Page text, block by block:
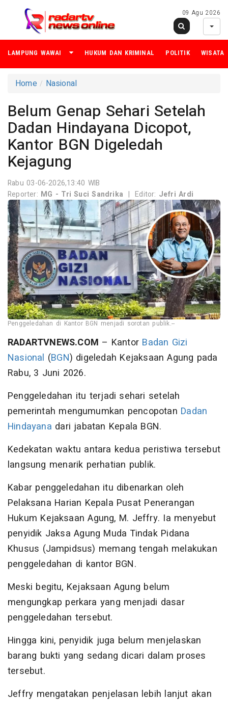
09 Agu 2026
LAMPUNG WAWAI HUKUM DAN KRIMINAL POLITIK WISATA
Home Nasional
Belum Genap Sehari Setelah
Dadan Hindayana Dicopot,
Kantor BGN Digeledah
Kejagung
Rabu 03-06-2026,13:40 WIB
Reporter: MG - Tri Suci Sandrika | Editor: Jefri Ardi
Penggeledahan di Kantor BGN menjadi sorotan publik.--
RADARTVNEWS.COM – Kantor Badan Gizi
Nasional (BGN) digeledah Kejaksaan Agung pada
Rabu, 3 Juni 2026.
Penggeledahan itu terjadi sehari setelah
pemerintah mengumumkan pencopotan Dadan
Hindayana dari jabatan Kepala BGN.
Kedekatan waktu antara kedua peristiwa tersebut
langsung menarik perhatian publik.
Kabar penggeledahan itu dibenarkan oleh
Pelaksana Harian Kepala Pusat Penerangan
Hukum Kejaksaan Agung, M. Jeffry. Ia menyebut
penyidik Jaksa Agung Muda Tindak Pidana
Khusus (Jampidsus) memang tengah melakukan
penggeledahan di kantor BGN.
Meski begitu, Kejaksaan Agung belum
mengungkap perkara yang menjadi dasar
penggeledahan tersebut.
Hingga kini, penyidik juga belum menjelaskan
barang bukti yang sedang dicari dalam proses
tersebut.
Jeffry mengatakan penjelasan lebih lanjut akan